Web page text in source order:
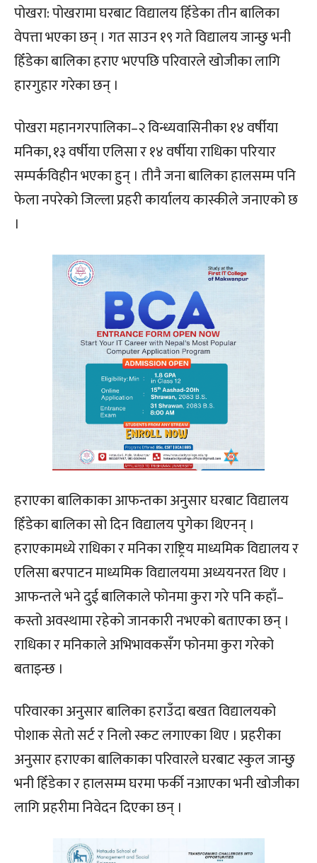
पोखरा: पोखरामा घरबाट विद्यालय हिँडेका तीन बालिका
वेपत्ता भएका छन् । गत साउन १९ गते विद्यालय जान्छु भनी
हिँडेका बालिका हराए भएपछि परिवारले खोजीका लागि
हारगुहार गरेका छन् ।
पोखरा महानगरपालिका–२ विन्ध्यवासिनीका १४ वर्षीया
मनिका, १३ वर्षीया एलिसा र १४ वर्षीया राधिका परियार
सम्पर्कविहीन भएका हुन् । तीनै जना बालिका हालसम्म पनि
फेला नपरेको जिल्ला प्रहरी कार्यालय कास्कीले जनाएको छ
।
हराएका बालिकाका आफन्तका अनुसार घरबाट विद्यालय
हिँडेका बालिका सो दिन विद्यालय पुगेका थिएनन् ।
हराएकामध्ये राधिका र मनिका राष्ट्रिय माध्यमिक विद्यालय र
एलिसा बरपाटन माध्यमिक विद्यालयमा अध्ययनरत थिए ।
आफन्तले भने दुई बालिकाले फोनमा कुरा गरे पनि कहाँ–
कस्तो अवस्थामा रहेको जानकारी नभएको बताएका छन् ।
राधिका र मनिकाले अभिभावकसँग फोनमा कुरा गरेको
बताइन्छ ।
परिवारका अनुसार बालिका हराउँदा बखत विद्यालयको
पोशाक सेतो सर्ट र निलो स्कट लगाएका थिए । प्रहरीका
अनुसार हराएका बालिकाका परिवारले घरबाट स्कुल जान्छु
भनी हिँडेका र हालसम्म घरमा फर्की नआएका भनी खोजीका
लागि प्रहरीमा निवेदन दिएका छन् ।